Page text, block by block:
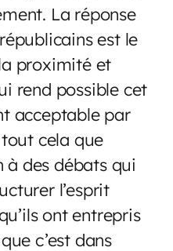
La réponse
est le
proximité et
rend possible cet
acceptable par
cela que
des débats qui
l’esprit
ont entrepris
c’est dans